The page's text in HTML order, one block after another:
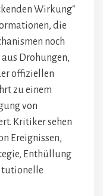
Wirkung“
die
noch
Drohungen,
offiziellen
zu einem
von
Kritiker sehen
Ereignissen,
Enthüllung